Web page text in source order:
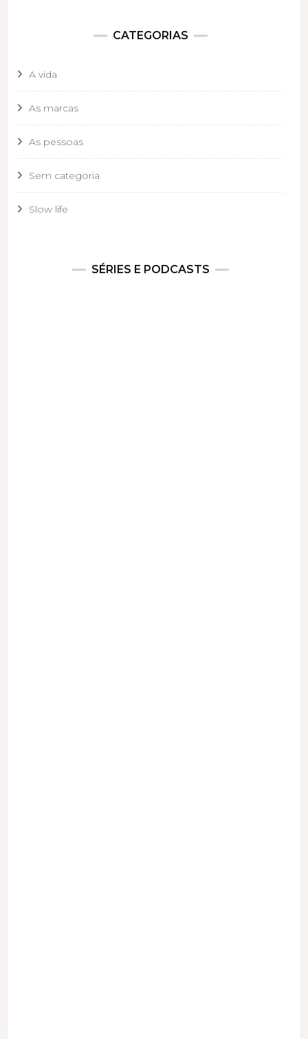
CATEGORIAS
A vida
As marcas
As pessoas
Sem categoria
Slow life
SÉRIES E PODCASTS